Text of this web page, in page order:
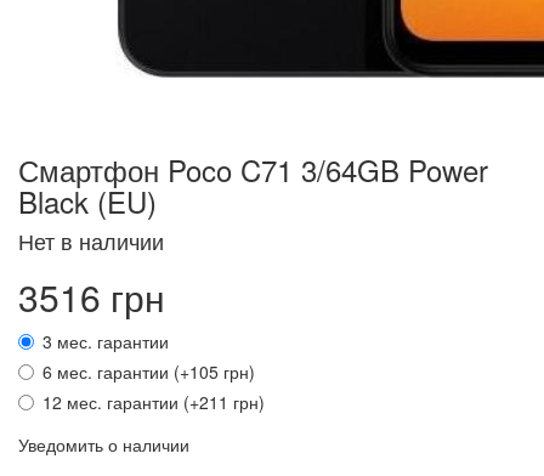
Смартфон Poco C71 3/64GB Power
Black (EU)
Нет в наличии
3516 грн
3 мес. гарантии
6 мес. гарантии (+105 грн)
12 мес. гарантии (+211 грн)
Уведомить о наличии